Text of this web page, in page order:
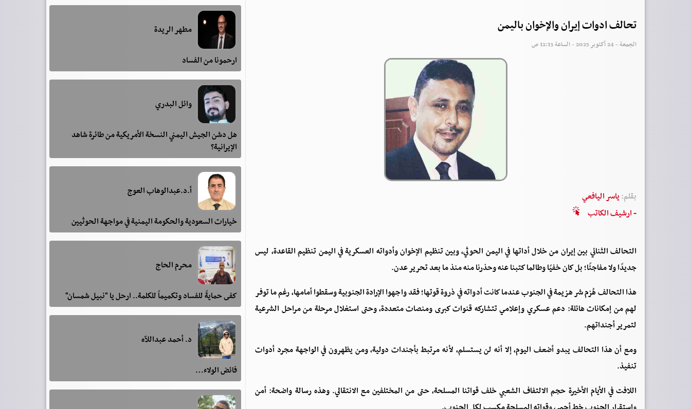
تحالف ادوات إيران والإخوان باليمن
الجمعة - 24 أكتوبر 2025 - الساعة 12:13 ص
بقلم:ياسر اليافعي
- ارشيف الكاتب
التحالف الثنائي بين إيران من خلال أداتها في اليمن الحوثي، وبين تنظيم الإخوان وأدواته العسكرية في اليمن تنظيم القاعدة، ليس
جديدًا ولا مفاجئًا؛ بل كان خفيًا وطالما كتبنا عنه وحذرنا منه منذ ما بعد تحرير عدن.
هذا التحالف هُزم شر هزيمة في الجنوب عندما كانت أدواته في ذروة قوتها؛ فقد واجهوا الإرادة الجنوبية وسقطوا أمامها، رغم ما توفر
لهم من إمكانات هائلة: دعم عسكري وإعلامي تتشاركه قنوات كبرى ومنصات متعددة، وحتى استغلال مرحلة من مراحل الشرعية
لتمرير أجنداتهم.
ومع أن هذا التحالف يبدو أضعف اليوم، إلا أنه لن يستسلم، لأنه مرتبط بأجندات دولية، ومن يظهرون في الواجهة مجرد أدوات
تنفيذ.
اللافت في الأيام الأخيرة حجم الالتفاف الشعبي خلف قواتنا المسلحة، حتى من المختلفين مع الانتقالي. وهذه رسالة واضحة: أمن
مطهر الريدة
ارحمونا من الفساد
وائل البدري
هل دشن الجيش اليمني النسخة الأمريكية من طائرة شاهد
الإيرانية؟
أ.د.عبدالوهاب العوج
خيارات السعودية والحكومة اليمنية في مواجهة الحوثيين
محرم الحاج
كفى حمايةً للفساد وتكميماً للكلمة.. ارحل يا "نبيل شمسان"
د. أحمد عبداللآه
فائض الولاء…